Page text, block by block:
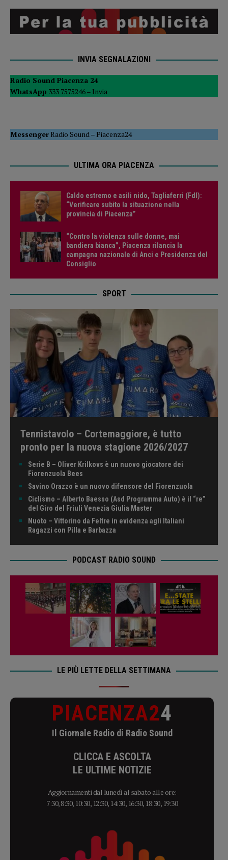
INVIA SEGNALAZIONI
Radio Sound Piacenza 24
WhatsApp 333 7575246 – Invia
MessengerRadio Sound–Piacenza24
ULTIMA ORA PIACENZA
Caldo estremo e asili nido, Tagliaferri (FdI):
“Verificare subito la situazione nella
provincia di Piacenza”
“Contro la violenza sulle donne, mai
bandiera bianca”, Piacenza rilancia la
campagna nazionale di Anci e Presidenza del
Consiglio
SPORT
Tennistavolo – Cortemaggiore, è tutto
pronto per la nuova stagione 2026/2027
Serie B – Oliver Krilkovs è un nuovo giocatore dei
Fiorenzuola Bees
Savino Orazzo è un nuovo difensore del Fiorenzuola
Ciclismo – Alberto Baesso (Asd Programma Auto) è il “re”
del Giro del Friuli Venezia Giulia Master
Nuoto – Vittorino da Feltre in evidenza agli Italiani
Ragazzi con Pilla e Barbazza
PODCAST RADIO SOUND
LE PIÙ LETTE DELLA SETTIMANA
PIACENZA24
Il Giornale Radio di Radio Sound
CLICCA E ASCOLTA
LE ULTIME NOTIZIE
Aggiornamenti dal lunedì al sabato alle ore:
7:30, 8:30, 10:30, 12:30, 14:30, 16:30, 18:30, 19:30